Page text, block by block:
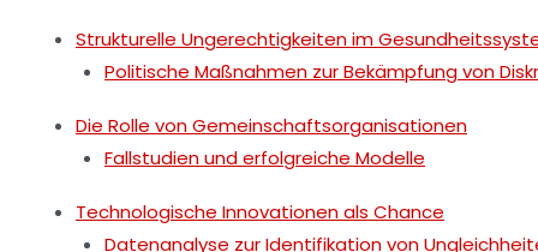
Strukturelle Ungerechtigkeiten im
Politische Maßnahmen zur Bekämpfung von
Die Rolle von Gemeinschaftsorganisationen
Fallstudien und erfolgreiche Modelle
Technologische Innovationen als Chance
Datenanalyse zur Identifikation von